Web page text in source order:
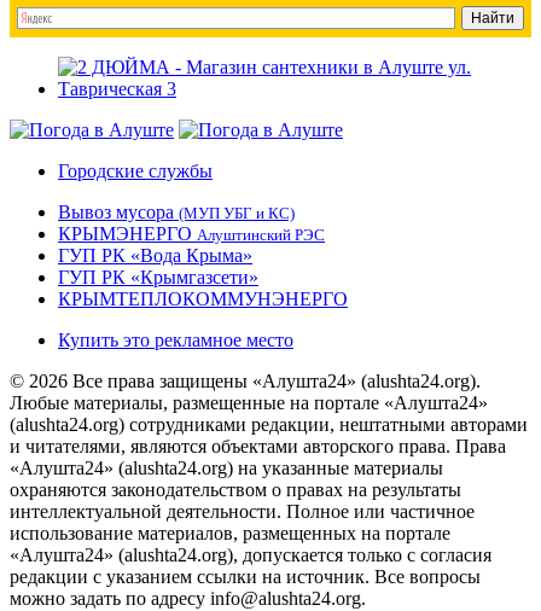
Городские службы
Вывоз мусора (МУП УБГ и КС)
КРЫМЭНЕРГО Алуштинский РЭС
ГУП РК «Вода Крыма»
ГУП РК «Крымгазсети»
КРЫМТЕПЛОКОММУНЭНЕРГО
Купить это рекламное место
© 2026 Все права защищены «Алушта24» (alushta24.org).
Любые материалы, размещенные на портале «Алушта24»
(alushta24.org) сотрудниками редакции, нештатными авторами
и читателями, являются объектами авторского права. Права
«Алушта24» (alushta24.org) на указанные материалы
охраняются законодательством о правах на результаты
интеллектуальной деятельности. Полное или частичное
использование материалов, размещенных на портале
«Алушта24» (alushta24.org), допускается только с согласия
редакции с указанием ссылки на источник. Все вопросы
можно задать по адресу info@alushta24.org.